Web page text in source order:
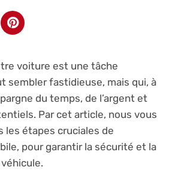
voiture est une tâche
sembler fastidieuse, mais qui, à
du temps, de l’argent et
Par cet article, nous vous
les étapes cruciales de
pour garantir la sécurité et la